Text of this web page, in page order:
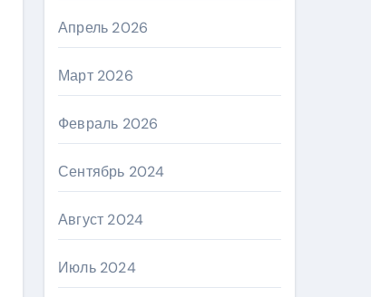
Апрель 2026
Март 2026
Февраль 2026
Сентябрь 2024
Август 2024
Июль 2024